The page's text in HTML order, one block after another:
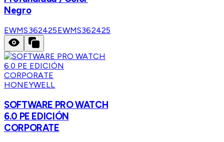
Negro
EWMS362425EWMS362425
HONEYWELL
SOFTWARE PRO WATCH
6.0 PE EDICIÓN
CORPORATE